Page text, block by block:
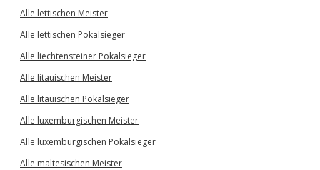
Alle lettischen Meister
Alle lettischen Pokalsieger
Alle liechtensteiner Pokalsieger
Alle litauischen Meister
Alle litauischen Pokalsieger
Alle luxemburgischen Meister
Alle luxemburgischen Pokalsieger
Alle maltesischen Meister